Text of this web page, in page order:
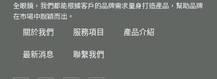
全眼鏡，我們都能根據客戶的品牌需求量身打造產品，幫助品牌
在市場中脫穎而出。
關於我們 服務項目 產品介紹
最新消息 聯繫我們